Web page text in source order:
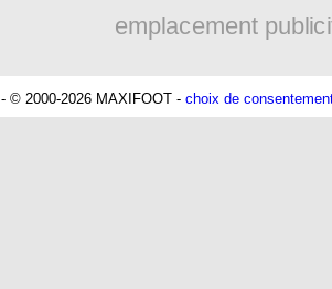
emplacement
- © 2000-2026 MAXIFOOT - choix de